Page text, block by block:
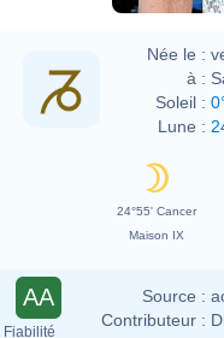
Née le :
à :
Soleil :
Lune :
24°55' Cancer
Maison IX
AA
Fiabilité
Source :
Contributeur :